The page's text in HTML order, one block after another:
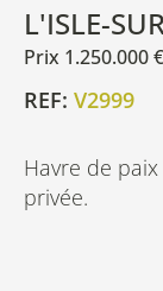
L'ISLE-
Prix 1.250.000 €
REF: V2999
Havre de
privée.